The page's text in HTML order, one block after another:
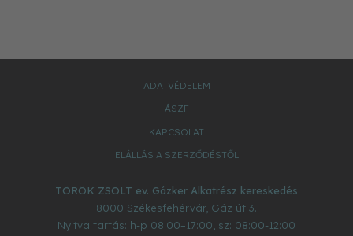
ADATVÉDELEM
ÁSZF
KAPCSOLAT
ELÁLLÁS A SZERZŐDÉSTŐL
TÖRÖK ZSOLT ev. Gázker Alkatrész kereskedés
8000 Székesfehérvár, Gáz út 3.
Nyitva tartás: h-p 08:00–17:00, sz: 08:00-12:00